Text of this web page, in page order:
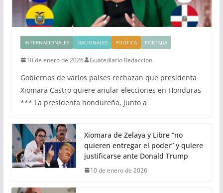
INTERNACIONALES NACIONALES POLÍTICA PORTADA
10 de enero de 2026 Guatediario Redaccion
Gobiernos de varios países rechazan que presidenta
Xiomara Castro quiere anular elecciones en Honduras
*** La presidenta hondureña, junto a
Xiomara de Zelaya y Libre “no
quieren entregar el poder” y quiere
justificarse ante Donald Trump
10 de enero de 2026